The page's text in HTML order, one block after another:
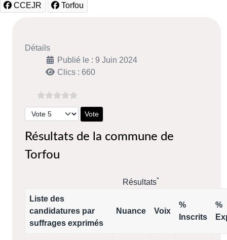
CCEJR Torfou
Détails
Publié le : 9 Juin 2024
Clics : 660
Veuillez voter
Résultats de la commune de
Torfou
Résultats*
Liste des
candidatures par
suffrages exprimés
Nuance Voix
%
Inscrits
%